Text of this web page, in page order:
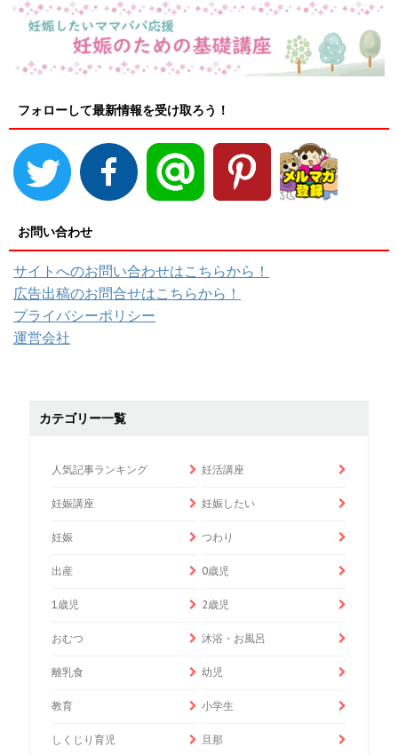
フォローして最新情報を受け取ろう！
お問い合わせ
サイトへのお問い合わせはこちらから！
広告出稿のお問合せはこちらから！
プライバシーポリシー
運営会社
カテゴリー一覧
人気記事ランキング 妊活講座
妊娠講座 妊娠したい
妊娠 つわり
出産 0歳児
1歳児 2歳児
おむつ 沐浴・お風呂
離乳食 幼児
教育 小学生
しくじり育児 旦那